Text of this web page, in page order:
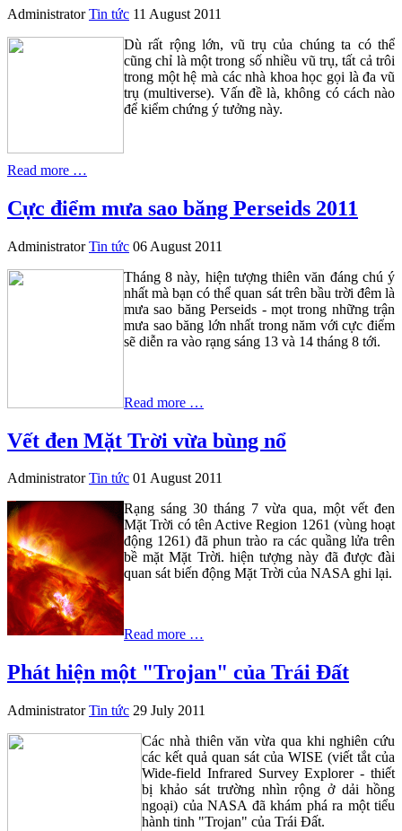
Administrator Tin tức 11 August 2011
Dù rất rộng lớn, vũ trụ của chúng ta có thể
cũng chỉ là một trong số nhiều vũ trụ, tất cả trôi
trong một hệ mà các nhà khoa học gọi là đa vũ
trụ (multiverse). Vấn đề là, không có cách nào
để kiểm chứng ý tưởng này.
Read more …
Cực điểm mưa sao băng Perseids 2011
Administrator Tin tức 06 August 2011
Tháng 8 này, hiện tượng thiên văn đáng chú ý
nhất mà bạn có thể quan sát trên bầu trời đêm là
mưa sao băng Perseids - mọt trong những trận
mưa sao băng lớn nhất trong năm với cực điểm
sẽ diễn ra vào rạng sáng 13 và 14 tháng 8 tới.
Read more …
Vết đen Mặt Trời vừa bùng nổ
Administrator Tin tức 01 August 2011
Rạng sáng 30 tháng 7 vừa qua, một vết đen
Mặt Trời có tên Active Region 1261 (vùng hoạt
động 1261) đã phun trào ra các quầng lửa trên
bề mặt Mặt Trời. hiện tượng này đã được đài
quan sát biến động Mặt Trời của NASA ghi lại.
Read more …
Phát hiện một "Trojan" của Trái Đất
Administrator Tin tức 29 July 2011
Các nhà thiên văn vừa qua khi nghiên cứu
các kết quả quan sát của WISE (viết tắt của
Wide-field Infrared Survey Explorer - thiết
bị khảo sát trường nhìn rộng ở dải hồng
ngoại) của NASA đã khám phá ra một tiểu
hành tinh "Trojan" của Trái Đất.